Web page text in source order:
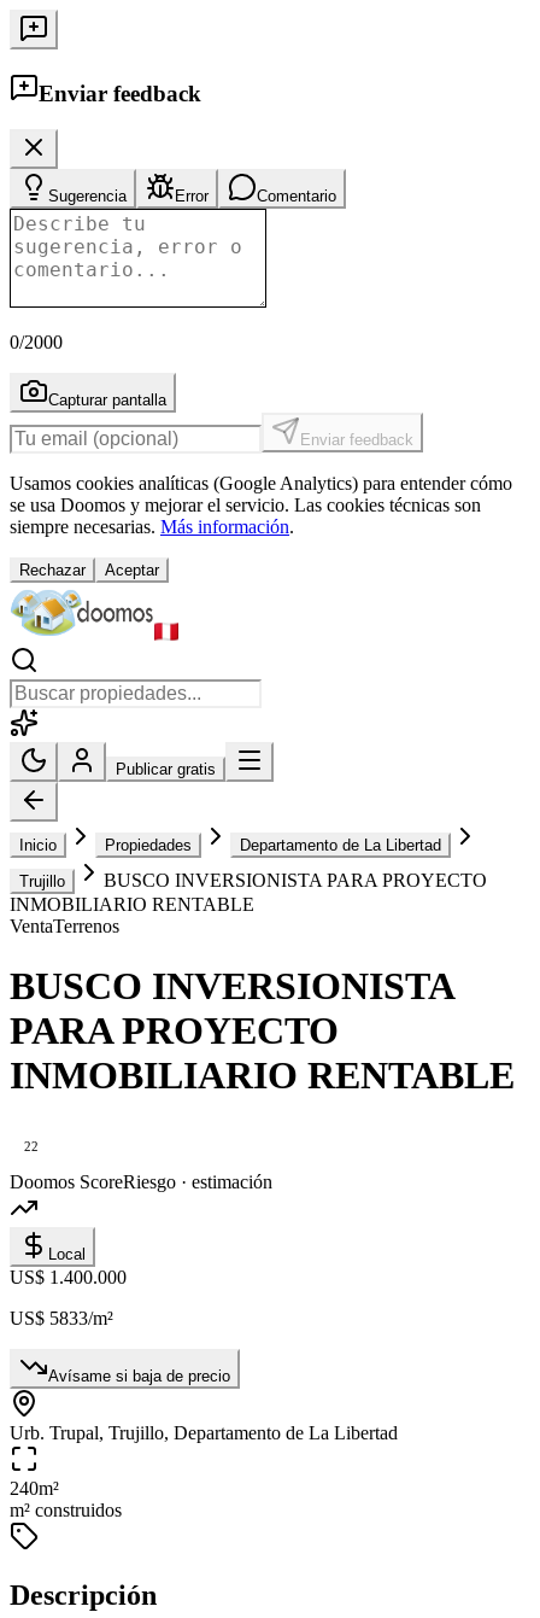
Enviar feedback
Sugerencia Error Comentario
0/2000
Capturar pantalla
Enviar feedback
Usamos cookies analíticas (Google Analytics) para entender cómo
se usa Doomos y mejorar el servicio. Las cookies técnicas son
siempre necesarias. Más información.
Rechazar Aceptar
Publicar gratis
Inicio Propiedades
Departamento de La Libertad
Trujillo
BUSCO INVERSIONISTA PARA PROYECTO
INMOBILIARIO RENTABLE
VentaTerrenos
BUSCO INVERSIONISTA
PARA PROYECTO
INMOBILIARIO RENTABLE
22
Doomos ScoreRiesgo · estimación
Local
US$ 1.400.000
US$ 5833/m²
Avísame si baja de precio
Urb. Trupal, Trujillo, Departamento de La Libertad
240m²
m² construidos
Descripción